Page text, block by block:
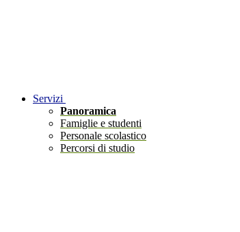
Servizi
Panoramica
Famiglie e studenti
Personale scolastico
Percorsi di studio